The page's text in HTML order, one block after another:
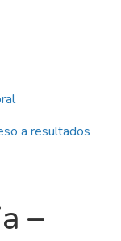
a resultados
–